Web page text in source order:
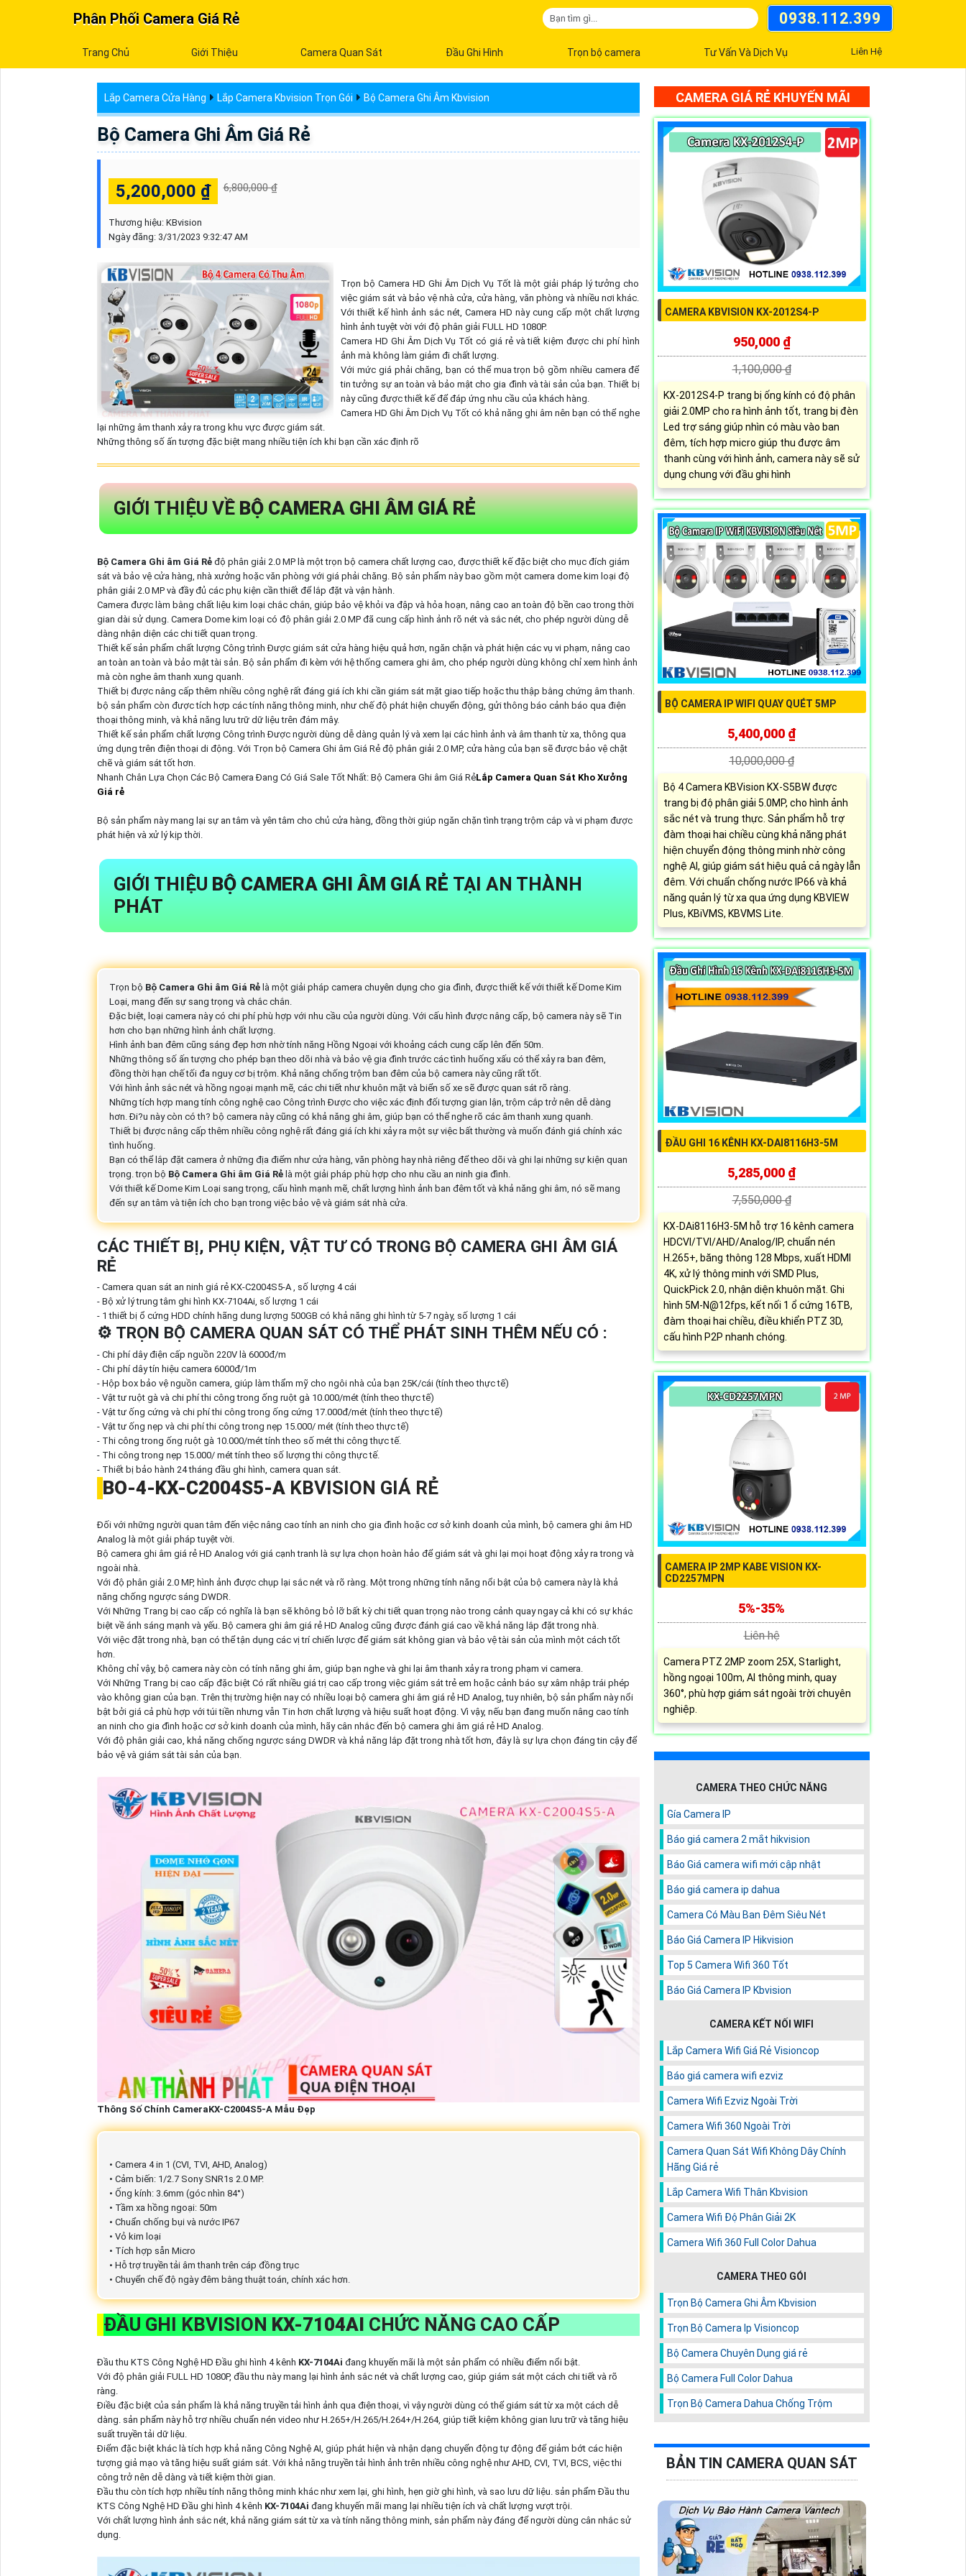
Phân Phối Camera Giá Rẻ 0938.112.399
Trang Chủ Giới Thiệu Camera Quan Sát Đầu Ghi Hình Trọn bộ camera Tư Vấn Và Dịch Vụ Liên Hệ
Lắp Camera Cửa Hàng Lắp Camera Kbvision Trọn Gói Bộ Camera Ghi Âm Kbvision
Bộ Camera Ghi Âm Giá Rẻ
5,200,000 ₫ 6,800,000 ₫
Thương hiệu: KBvision
Ngày đăng: 3/31/2023 9:32:47 AM
Trọn bộ Camera HD Ghi Âm Dịch Vụ Tốt là một giải pháp lý tưởng cho
việc giám sát và bảo vệ nhà cửa, cửa hàng, văn phòng và nhiều nơi khác.
Với thiết kế hình ảnh sắc nét, Camera HD này cung cấp một chất lượng
hình ảnh tuyệt vời với độ phân giải FULL HD 1080P.
Camera HD Ghi Âm Dịch Vụ Tốt có giá rẻ và tiết kiệm được chi phí hình
ảnh mà không làm giảm đi chất lượng.
Với mức giá phải chăng, bạn có thể mua trọn bộ gồm nhiều camera để
tin tưởng sự an toàn và bảo mật cho gia đình và tài sản của bạn. Thiết bị
này cũng được thiết kế để đáp ứng nhu cầu của khách hàng.
Camera HD Ghi Âm Dịch Vụ Tốt có khả năng ghi âm nên bạn có thể nghe
lại những âm thanh xảy ra trong khu vực được giám sát.
Những thông số ấn tượng đặc biệt mang nhiều tiện ích khi bạn cần xác định rõ
GIỚI THIỆU VỀBỘ CAMERA GHI ÂM GIÁ RẺ
Bộ Camera Ghi âm Giá Rẻ độ phân giải 2.0 MP là một trọn bộ camera chất lượng cao, được thiết kế đặc biệt cho mục đích giám
sát và bảo vệ cửa hàng, nhà xưởng hoặc văn phòng với giá phải chăng. Bộ sản phẩm này bao gồm một camera dome kim loại độ
phân giải 2.0 MP và đầy đủ các phụ kiện cần thiết để lắp đặt và vận hành.
Camera được làm bằng chất liệu kim loại chắc chắn, giúp bảo vệ khỏi va đập và hỏa hoạn, nâng cao an toàn độ bền cao trong thời
gian dài sử dụng. Camera Dome kim loại có độ phân giải 2.0 MP đã cung cấp hình ảnh rõ nét và sắc nét, cho phép người dùng dễ
dàng nhận diện các chi tiết quan trọng.
Thiết kế sản phẩm chất lượng Công trình Được giám sát cửa hàng hiệu quả hơn, ngăn chặn và phát hiện các vụ vi phạm, nâng cao
an toàn an toàn và bảo mật tài sản. Bộ sản phẩm đi kèm với hệ thống camera ghi âm, cho phép người dùng không chỉ xem hình ảnh
mà còn nghe âm thanh xung quanh.
Thiết bị được nâng cấp thêm nhiều công nghệ rất đáng giá ích khi cần giám sát mặt giao tiếp hoặc thu thập bằng chứng âm thanh.
bộ sản phẩm còn được tích hợp các tính năng thông minh, như chế độ phát hiện chuyển động, gửi thông báo cảnh báo qua điện
thoại thông minh, và khả năng lưu trữ dữ liệu trên đám mây.
Thiết kế sản phẩm chất lượng Công trình Được người dùng dễ dàng quản lý và xem lại các hình ảnh và âm thanh từ xa, thông qua
ứng dụng trên điện thoại di động. Với Trọn bộ Camera Ghi âm Giá Rẻ độ phân giải 2.0 MP, cửa hàng của bạn sẽ được bảo vệ chặt
chẽ và giám sát tốt hơn.
Nhanh Chân Lựa Chọn Các Bộ Camera Đang Có Giá Sale Tốt Nhất: Bộ Camera Ghi âm Giá RẻLắp Camera Quan Sát Kho Xưởng
Giá rẻ
Bộ sản phẩm này mang lại sự an tâm và yên tâm cho chủ cửa hàng, đồng thời giúp ngăn chặn tình trạng trộm cắp và vi phạm được
phát hiện và xử lý kịp thời.
GIỚI THIỆU BỘ CAMERA GHI ÂM GIÁ RẺ TẠI AN THÀNH
PHÁT
Trọn bộ Bộ Camera Ghi âm Giá Rẻ là một giải pháp camera chuyên dụng cho gia đình, được thiết kế với thiết kế Dome Kim
Loại, mang đến sự sang trọng và chắc chắn.
Đặc biệt, loại camera này có chi phí phù hợp với nhu cầu của người dùng. Với cấu hình được nâng cấp, bộ camera này sẽ Tin
hơn cho bạn những hình ảnh chất lượng.
Hình ảnh ban đêm cũng sáng đẹp hơn nhờ tính năng Hồng Ngoại với khoảng cách cung cấp lên đến 50m.
Những thông số ấn tượng cho phép bạn theo dõi nhà và bảo vệ gia đình trước các tình huống xấu có thể xảy ra ban đêm,
đồng thời hạn chế tối đa nguy cơ bị trộm. Khả năng chống trộm ban đêm của bộ camera này cũng rất tốt.
Với hình ảnh sắc nét và hồng ngoại mạnh mẽ, các chi tiết như khuôn mặt và biển số xe sẽ được quan sát rõ ràng.
Những tích hợp mang tính công nghệ cao Công trình Được cho việc xác định đối tượng gian lận, trộm cắp trở nên dễ dàng
hơn. Ði?u này còn có th? bộ camera này cũng có khả năng ghi âm, giúp bạn có thể nghe rõ các âm thanh xung quanh.
Thiết bị được nâng cấp thêm nhiều công nghệ rất đáng giá ích khi xảy ra một sự việc bất thường và muốn đánh giá chính xác
tình huống.
Bạn có thể lắp đặt camera ở những địa điểm như cửa hàng, văn phòng hay nhà riêng để theo dõi và ghi lại những sự kiện quan
trọng. trọn bộ Bộ Camera Ghi âm Giá Rẻ là một giải pháp phù hợp cho nhu cầu an ninh gia đình.
Với thiết kế Dome Kim Loại sang trọng, cấu hình mạnh mẽ, chất lượng hình ảnh ban đêm tốt và khả năng ghi âm, nó sẽ mang
đến sự an tâm và tiện ích cho bạn trong việc bảo vệ và giám sát nhà cửa.
CÁC THIẾT BỊ, PHỤ KIỆN, VẬT TƯ CÓ TRONG BỘ CAMERA GHI ÂM GIÁ
RẺ
- Camera quan sát an ninh giá rẻ KX-C2004S5-A , số lượng 4 cái
- Bộ xử lý trung tâm ghi hình KX-7104Ai, số lượng 1 cái
- 1 thiết bị ổ cứng HDD chính hãng dung lượng 500GB có khả năng ghi hình từ 5-7 ngày, số lượng 1 cái
⚙ TRỌN BỘ CAMERA QUAN SÁT CÓ THỂ PHÁT SINH THÊM NẾU CÓ :
- Chi phí dây điện cấp nguồn 220V là 6000đ/m
- Chi phí dây tín hiệu camera 6000đ/1m
- Hộp box bảo vệ nguồn camera, giúp làm thẩm mỹ cho ngôi nhà của bạn 25K/cái (tính theo thực tế)
- Vật tư ruột gà và chi phí thi công trong ống ruột gà 10.000/mét (tính theo thực tế)
- Vật tư ống cứng và chi phí thi công trong ống cứng 17.000đ/mét (tính theo thực tế)
- Vật tư ống nẹp và chi phí thi công trong nẹp 15.000/ mét (tính theo thực tế)
- Thi công trong ống ruột gà 10.000/mét tính theo số mét thi công thực tế.
- Thi công trong nẹp 15.000/ mét tính theo số lượng thi công thực tế.
- Thiết bị bảo hành 24 tháng đầu ghi hình, camera quan sát.
BO-4-KX-C2004S5-A KBVISION GIÁ RẺ
Đối với những người quan tâm đến việc nâng cao tính an ninh cho gia đình hoặc cơ sở kinh doanh của mình, bộ camera ghi âm HD
Analog là một giải pháp tuyệt vời.
Bộ camera ghi âm giá rẻ HD Analog với giá cạnh tranh là sự lựa chọn hoàn hảo để giám sát và ghi lại mọi hoạt động xảy ra trong và
ngoài nhà.
Với độ phân giải 2.0 MP, hình ảnh được chụp lại sắc nét và rõ ràng. Một trong những tính năng nổi bật của bộ camera này là khả
năng chống ngược sáng DWDR.
Với Những Trang bị cao cấp có nghĩa là bạn sẽ không bỏ lỡ bất kỳ chi tiết quan trọng nào trong cảnh quay ngay cả khi có sự khác
biệt về ánh sáng mạnh và yếu. Bộ camera ghi âm giá rẻ HD Analog cũng được đánh giá cao về khả năng lắp đặt trong nhà.
Với việc đặt trong nhà, bạn có thể tận dụng các vị trí chiến lược để giám sát không gian và bảo vệ tài sản của mình một cách tốt
hơn.
Không chỉ vậy, bộ camera này còn có tính năng ghi âm, giúp bạn nghe và ghi lại âm thanh xảy ra trong phạm vi camera.
Với Những Trang bị cao cấp đặc biệt Có rất nhiều giá trị cao cấp trong việc giám sát trẻ em hoặc cảnh báo sự xâm nhập trái phép
vào không gian của bạn. Trên thị trường hiện nay có nhiều loại bộ camera ghi âm giá rẻ HD Analog, tuy nhiên, bộ sản phẩm này nổi
bật bởi giá cả phù hợp với túi tiền nhưng vẫn Tin hơn chất lượng và hiệu suất hoạt động. Vì vậy, nếu bạn đang muốn nâng cao tính
an ninh cho gia đình hoặc cơ sở kinh doanh của mình, hãy cân nhắc đến bộ camera ghi âm giá rẻ HD Analog.
Với độ phân giải cao, khả năng chống ngược sáng DWDR và khả năng lắp đặt trong nhà tốt hơn, đây là sự lựa chọn đáng tin cậy để
bảo vệ và giám sát tài sản của bạn.
Thông Số Chính CameraKX-C2004S5-A Mẫu Đẹp
• Camera 4 in 1 (CVI, TVI, AHD, Analog)
• Cảm biến: 1/2.7 Sony SNR1s 2.0 MP.
• Ống kính: 3.6mm (góc nhìn 84°)
• Tầm xa hồng ngoại: 50m
• Chuẩn chống bụi và nước IP67
• Vỏ kim loại
• Tích hợp sẵn Micro
• Hỗ trợ truyền tải âm thanh trên cáp đồng trục
• Chuyển chế độ ngày đêm bằng thuật toán, chính xác hơn.
ĐẦU GHI KBVISION KX-7104AI CHỨC NĂNG CAO CẤP
Đầu thu KTS Công Nghệ HD Đầu ghi hình 4 kênh KX-7104Ai đang khuyến mãi là một sản phẩm có nhiều điểm nổi bật.
Với độ phân giải FULL HD 1080P, đầu thu này mang lại hình ảnh sắc nét và chất lượng cao, giúp giám sát một cách chi tiết và rõ
ràng.
Điều đặc biệt của sản phẩm là khả năng truyền tải hình ảnh qua điện thoại, vì vậy người dùng có thể giám sát từ xa một cách dễ
dàng. sản phẩm này hỗ trợ nhiều chuẩn nén video như H.265+/H.265/H.264+/H.264, giúp tiết kiệm không gian lưu trữ và tăng hiệu
suất truyền tải dữ liệu.
Điểm đặc biệt khác là tích hợp khả năng Công Nghệ AI, giúp phát hiện và nhận dạng chuyển động tự động để giảm bớt các hiện
tượng giả mạo và tăng hiệu suất giám sát. Với khả năng truyền tải hình ảnh trên nhiều công nghệ như AHD, CVI, TVI, BCS, việc thi
công trở nên dễ dàng và tiết kiệm thời gian.
Đầu thu còn tích hợp nhiều tính năng thông minh khác như xem lại, ghi hình, hẹn giờ ghi hình, và sao lưu dữ liệu. sản phẩm Đầu thu
KTS Công Nghệ HD Đầu ghi hình 4 kênh KX-7104Ai đang khuyến mãi mang lại nhiều tiện ích và chất lượng vượt trội.
Với chất lượng hình ảnh sắc nét, khả năng giám sát từ xa và tính năng thông minh, sản phẩm này đáng để người dùng cân nhắc sử
dụng.
CAMERA GIÁ RẺ KHUYẾN MÃI
CAMERA KBVISION KX-2012S4-P
950,000 ₫
1,100,000 ₫
KX-2012S4-P trang bị ống kính có độ phân
giải 2.0MP cho ra hình ảnh tốt, trang bị đèn
Led trợ sáng giúp nhìn có màu vào ban
đêm, tích hợp micro giúp thu được âm
thanh cùng với hình ảnh, camera này sẽ sử
dụng chung với đầu ghi hình
BỘ CAMERA IP WIFI QUAY QUÉT 5MP
5,400,000 ₫
10,000,000 ₫
Bộ 4 Camera KBVision KX-S5BW được
trang bị độ phân giải 5.0MP, cho hình ảnh
sắc nét và trung thực. Sản phẩm hỗ trợ
đàm thoại hai chiều cùng khả năng phát
hiện chuyển động thông minh nhờ công
nghệ AI, giúp giám sát hiệu quả cả ngày lẫn
đêm. Với chuẩn chống nước IP66 và khả
năng quản lý từ xa qua ứng dụng KBVIEW
Plus, KBiVMS, KBVMS Lite.
ĐẦU GHI 16 KÊNH KX-DAI8116H3-5M
5,285,000 ₫
7,550,000 ₫
KX-DAi8116H3-5M hỗ trợ 16 kênh camera
HDCVI/TVI/AHD/Analog/IP, chuẩn nén
H.265+, băng thông 128 Mbps, xuất HDMI
4K, xử lý thông minh với SMD Plus,
QuickPick 2.0, nhận diện khuôn mặt. Ghi
hình 5M-N@12fps, kết nối 1 ổ cứng 16TB,
đàm thoại hai chiều, điều khiển PTZ 3D,
cấu hình P2P nhanh chóng.
CAMERA IP 2MP KABE VISION KX-
CD2257MPN
5%-35%
Liên hệ
Camera PTZ 2MP zoom 25X, Starlight,
hồng ngoại 100m, AI thông minh, quay
360°, phù hợp giám sát ngoài trời chuyên
nghiệp.
CAMERA THEO CHỨC NĂNG
Gía Camera IP
Báo giá camera 2 mắt hikvision
Báo Giá camera wifi mới cập nhật
Báo giá camera ip dahua
Camera Có Màu Ban Đêm Siêu Nét
Báo Giá Camera IP Hikvision
Top 5 Camera Wifi 360 Tốt
Báo Giá Camera IP Kbvision
CAMERA KẾT NỐI WIFI
Lắp Camera Wifi Giá Rẻ Visioncop
Báo giá camera wifi ezviz
Camera Wifi Ezviz Ngoài Trời
Camera Wifi 360 Ngoài Trời
Camera Quan Sát Wifi Không Dây Chính
Hãng Giá rẻ
Lắp Camera Wifi Thân Kbvision
Camera Wifi Độ Phân Giải 2K
Camera Wifi 360 Full Color Dahua
CAMERA THEO GÓI
Trọn Bộ Camera Ghi Âm Kbvision
Trọn Bộ Camera Ip Visioncop
Bộ Camera Chuyên Dụng giá rẻ
Bộ Camera Full Color Dahua
Trọn Bộ Camera Dahua Chống Trộm
BẢN TIN CAMERA QUAN SÁT